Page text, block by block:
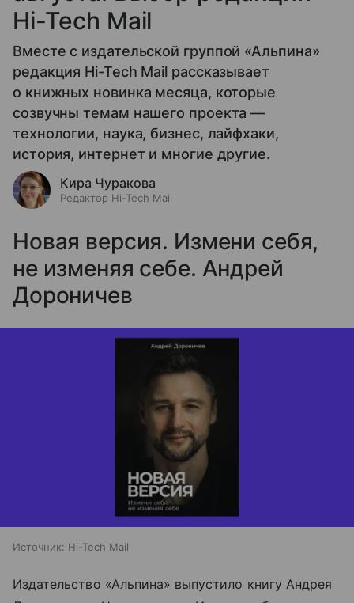
Hi-Tech Mail
Вместе с издательской группой «Альпина»
редакция Hi-Tech Mail рассказывает
о книжных новинка месяца, которые
созвучны темам нашего проекта —
технологии, наука, бизнес, лайфхаки,
история, интернет и многие другие.
Кира Чуракова
Редактор Hi-Tech Mail
Новая версия. Измени себя,
не изменяя себе. Андрей
Дороничев
Источник: Hi-Tech Mail
Издательство «Альпина» выпустило книгу Андрея